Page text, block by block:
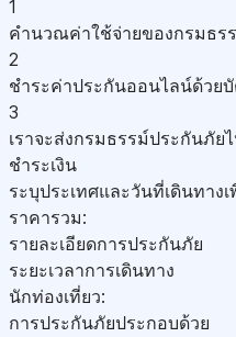
1
คำนวณค่าใช้จ่ายของกรมธร
2
ชำระค่าประกันออนไลน์ด้วย
3
เราจะส่งกรมธรรม์ประกันภั
ชำระเงิน
ระบุประเทศและวันที่เดินทาง
ราคารวม:
รายละเอียดการประกันภัย
ระยะเวลาการเดินทาง
นักท่องเที่ยว:
การประกันภัยประกอบด้วย